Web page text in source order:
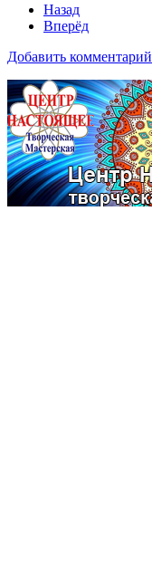
Назад
Вперёд
Добавить комментарий